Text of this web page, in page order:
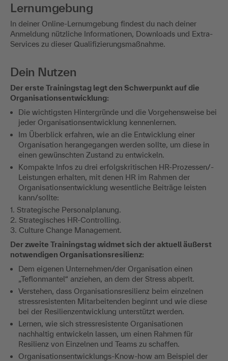
Lernumgebung
In deiner Online-Lernumgebung findest du nach deiner
Anmeldung nützliche Informationen, Downloads und Extra-
Services zu dieser Qualifizierungsmaßnahme.
Dein Nutzen
Der erste Trainingstag legt den Schwerpunkt auf die
Organisationsentwicklung:
Die wichtigsten Hintergründe und die Vorgehensweise bei
jeder Organisationsentwicklung kennenlernen.
Im Überblick erfahren, wie an die Entwicklung einer
Organisation herangegangen werden sollte, um diese in
einen gewünschten Zustand zu entwickeln.
Kompakte Infos zu drei erfolgskritischen HR-Prozessen/-
Leistungen erhalten, mit denen HR im Rahmen der
Organisationsentwicklung wesentliche Beiträge leisten
kann/sollte:
1. Strategische Personalplanung.
2. Strategisches HR-Controlling.
3. Culture Change Management.
Der zweite Trainingstag widmet sich der aktuell äußerst
notwendigen Organisationsresilienz:
Dem eigenen Unternehmen/der Organisation einen
„Teflonmantel“ anziehen, an dem der Stress abperlt.
Verstehen, dass Organisationsresilienz beim einzelnen
stressresistenten Mitarbeitenden beginnt und wie diese
bei der Resilienzentwicklung unterstützt werden.
Lernen, wie sich stressresistente Organisationen
nachhaltig entwickeln lassen, um einen Rahmen für
Resilienz von Einzelnen und Teams zu schaffen.
Organisationsentwicklungs-Know-how am Beispiel der